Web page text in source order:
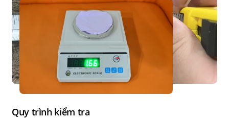
Quy trình kiểm tra